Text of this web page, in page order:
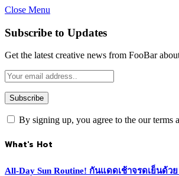
Close Menu
Subscribe to Updates
Get the latest creative news from FooBar
By signing up, you agree to the our terms
What's Hot
All-Day Sun Routine! กันแดดเช้าจรดเย็นด้ว